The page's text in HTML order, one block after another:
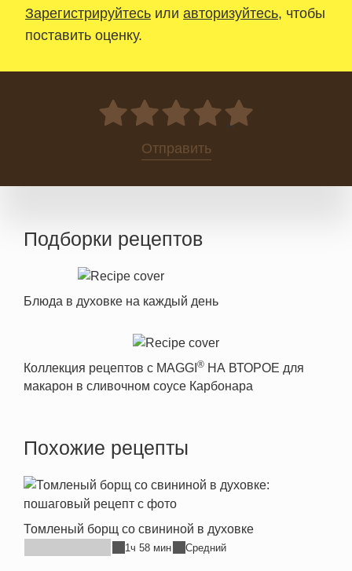
Зарегистрируйтесь или авторизуйтесь, чтобы
поставить оценку.
0
Отправить
Подборки рецептов
Блюда в духовке на каждый день
Коллекция рецептов с MAGGI ® НА ВТОРОЕ для
макарон в сливочном соусе Карбонара
Похожие рецепты
Томленый борщ со свининой в духовке
1ч 58 мин Средний